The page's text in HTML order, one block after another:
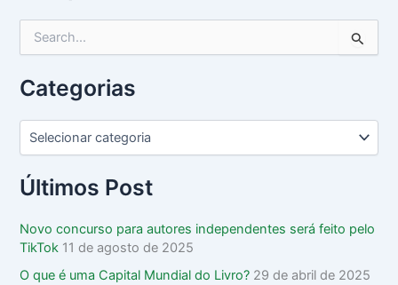
e
q
i
r
p
r
Categorias
Últimos Post
Novo concurso para autores independentes será feito pelo
TikTok 11 de agosto de 2025
O que é uma Capital Mundial do Livro? 29 de abril de 2025